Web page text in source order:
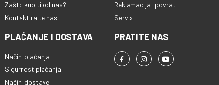
Zašto kupiti od nas?
Kontaktirajte nas
Reklamacija i povrati
Servis
PLAĆANJE I DOSTAVA
Načini plaćanja
Sigurnost plaćanja
Načini dostave
PRATITE NAS